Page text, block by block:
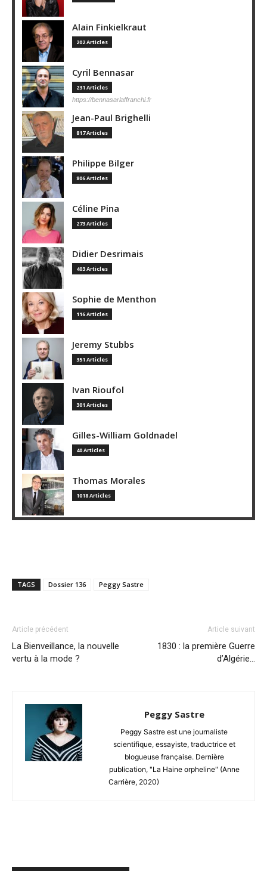
Alain Finkielkraut
202 Articles
Cyril Bennasar
231 Articles
https://bennasarlaffranchi.fr
Jean-Paul Brighelli
817 Articles
Philippe Bilger
806 Articles
Céline Pina
273 Articles
Didier Desrimais
403 Articles
Sophie de Menthon
116 Articles
Jeremy Stubbs
351 Articles
Ivan Rioufol
301 Articles
Gilles-William Goldnadel
40 Articles
Thomas Morales
1018 Articles
TAGS Dossier 136 Peggy Sastre
Article précédent
La Bienveillance, la nouvelle
vertu à la mode ?
Article suivant
1830 : la première Guerre
d’Algérie…
Peggy Sastre
Peggy Sastre est une journaliste
scientifique, essayiste, traductrice et
blogueuse française. Dernière
publication, "La Haine orpheline" (Anne
Carrière, 2020)